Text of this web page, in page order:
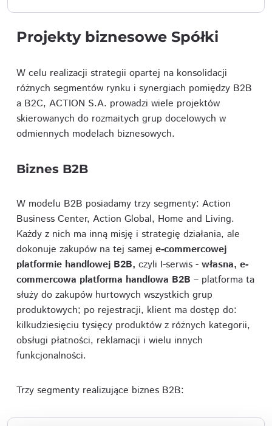
Projekty biznesowe Spółki
W celu realizacji strategii opartej na konsolidacji
różnych segmentów rynku i synergiach pomiędzy B2B
a B2C, ACTION S.A. prowadzi wiele projektów
skierowanych do rozmaitych grup docelowych w
odmiennych modelach biznesowych.
Biznes B2B
W modelu B2B posiadamy trzy segmenty: Action
Business Center, Action Global, Home and Living.
Każdy z nich ma inną misję i strategię działania, ale
dokonuje zakupów na tej samej e-commercowej
platformie handlowej B2B, czyli I-serwis - własna, e-
commercowa platforma handlowa B2B – platforma ta
służy do zakupów hurtowych wszystkich grup
produktowych; po rejestracji, klient ma dostęp do:
kilkudziesięciu tysięcy produktów z różnych kategorii,
obsługi płatności, reklamacji i wielu innych
funkcjonalności.
Trzy segmenty realizujące biznes B2B: